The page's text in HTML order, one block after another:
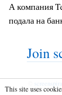
А компания
подала на
Join
This site uses